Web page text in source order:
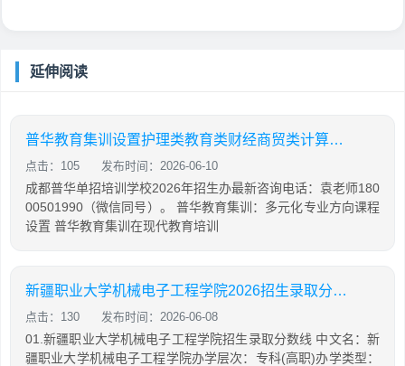
延伸阅读
普华教育集训设置护理类教育类财经商贸类计算机类专业方向课程
点击：105 发布时间：2026-06-10
成都普华单招培训学校2026年招生办最新咨询电话：袁老师180
00501990（微信同号）。 普华教育集训：多元化专业方向课程
设置 普华教育集训在现代教育培训
新疆职业大学机械电子工程学院2026招生录取分数线
点击：130 发布时间：2026-06-08
01.新疆职业大学机械电子工程学院招生录取分数线 中文名：新
疆职业大学机械电子工程学院办学层次：专科(高职)办学类型：